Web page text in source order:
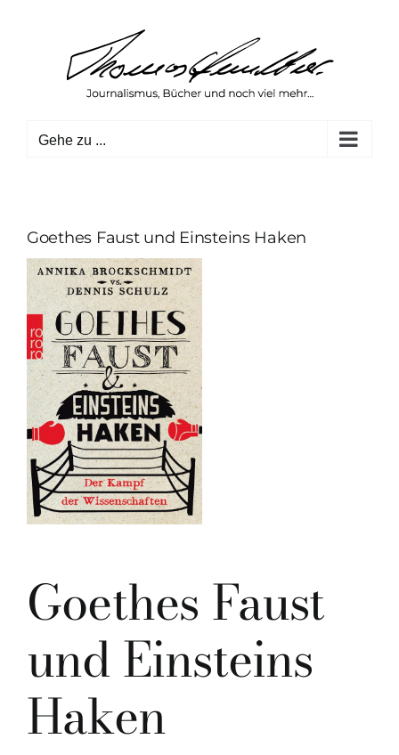
springen
Gehe zu ...
Goethes Faust und Einsteins Haken
Goethes Faust
und Einsteins
Haken